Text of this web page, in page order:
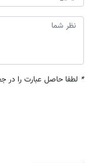
* لطفا حاصل عبارت را در